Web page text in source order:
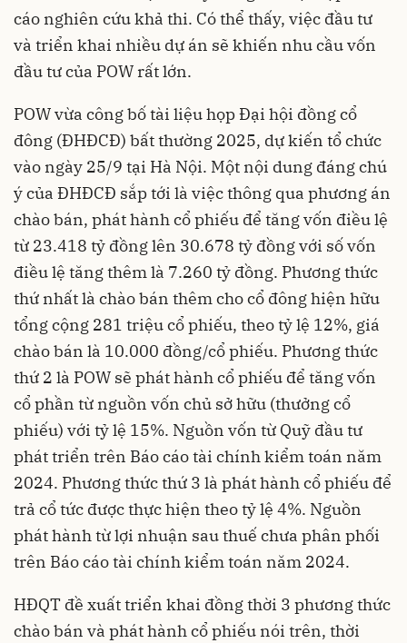
cáo nghiên cứu khả thi. Có thể thấy, việc đầu tư
và triển khai nhiều dự án sẽ khiến nhu cầu vốn
đầu tư của POW rất lớn.
POW vừa công bố tài liệu họp Đại hội đồng cổ
đông (ĐHĐCĐ) bất thường 2025, dự kiến tổ chức
vào ngày 25/9 tại Hà Nội. Một nội dung đáng chú
ý của ĐHĐCĐ sắp tới là việc thông qua phương án
chào bán, phát hành cổ phiếu để tăng vốn điều lệ
từ 23.418 tỷ đồng lên 30.678 tỷ đồng với số vốn
điều lệ tăng thêm là 7.260 tỷ đồng. Phương thức
thứ nhất là chào bán thêm cho cổ đông hiện hữu
tổng cộng 281 triệu cổ phiếu, theo tỷ lệ 12%, giá
chào bán là 10.000 đồng/cổ phiếu. Phương thức
thứ 2 là POW sẽ phát hành cổ phiếu để tăng vốn
cổ phần từ nguồn vốn chủ sở hữu (thưởng cổ
phiếu) với tỷ lệ 15%. Nguồn vốn từ Quỹ đầu tư
phát triển trên Báo cáo tài chính kiểm toán năm
2024. Phương thức thứ 3 là phát hành cổ phiếu để
trả cổ tức được thực hiện theo tỷ lệ 4%. Nguồn
phát hành từ lợi nhuận sau thuế chưa phân phối
trên Báo cáo tài chính kiểm toán năm 2024.
HĐQT đề xuất triển khai đồng thời 3 phương thức
chào bán và phát hành cổ phiếu nói trên, thời